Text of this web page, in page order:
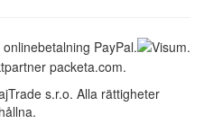
s.r.o. Alla rättigheter